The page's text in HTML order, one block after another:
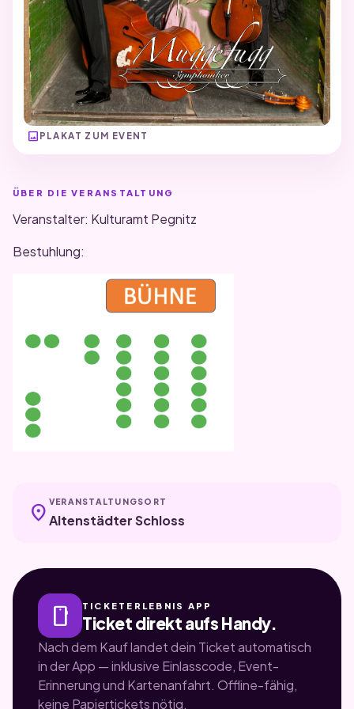
image PLAKAT ZUM EVENT
ÜBER DIE VERANSTALTUNG
Veranstalter: Kulturamt Pegnitz
Bestuhlung:
location_on VERANSTALTUNGSORT
Altenstädter Schloss
smartphone TICKETERLEBNIS APP
Ticket direkt aufs Handy.
Nach dem Kauf landet dein Ticket automatisch
in der App — inklusive Einlasscode, Event-
Erinnerung und Kartenanfahrt. Offline-fähig,
keine Papiertickets nötig.